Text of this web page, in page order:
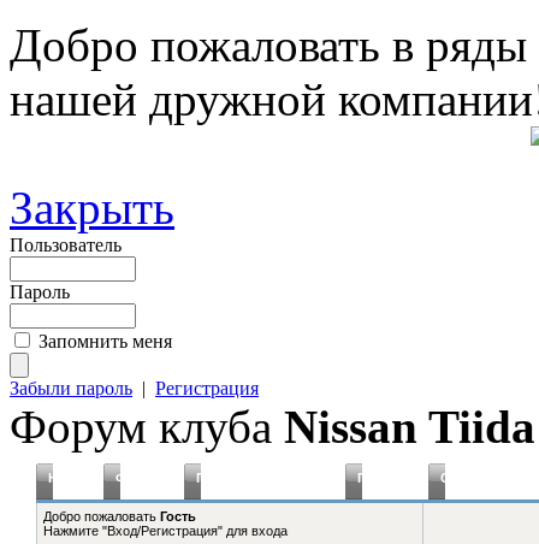
Добро пожаловать в ряды
нашей дружной
Закрыть
Пользователь
Пароль
Запомнить меня
Забыли пароль | Регистрация
Форум клуба Nissan Tiida
Новое Форумы Плагины Статистика Правила Справка
Добро пожаловать Гость
Нажмите "Вход/Регистрация" для входа